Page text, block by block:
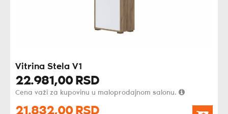
Vitrina Stela V1
22.981,00 RSD
Cena važi za kupovinu u maloprodajnom salonu.
21.832,00 RSD